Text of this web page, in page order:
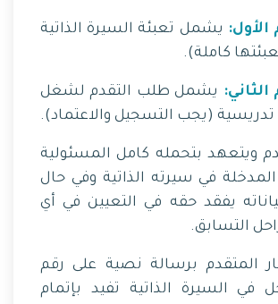
يشمل تعبئة السيرة الذاتية
كاملة).
يشمل طلب التقدم لشغل
(يجب التسجيل والاعتماد).
ويتعهد بتحمله كامل المسئولية
المدخلة في سيرته الذاتية وفي حال
يفقد حقه في التعيين في أي
التسابق.
المتقدم برسالة نصية على رقم
في السيرة الذاتية تفيد بإتمام